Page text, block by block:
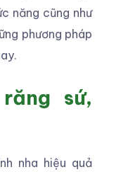
năng cũng như
phương pháp
sứ,
nha hiệu quả